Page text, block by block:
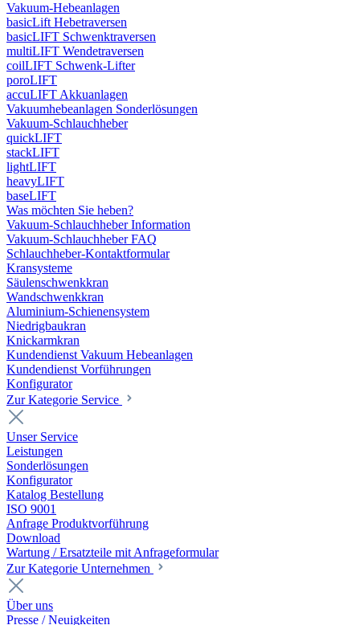
Vakuum-Hebeanlagen
basicLift Hebetraversen
basicLIFT Schwenktraversen
multiLIFT Wendetraversen
coilLIFT Schwenk-Lifter
poroLIFT
accuLIFT Akkuanlagen
Vakuumhebeanlagen Sonderlösungen
Vakuum-Schlauchheber
quickLIFT
stackLIFT
lightLIFT
heavyLIFT
baseLIFT
Was möchten Sie heben?
Vakuum-Schlauchheber Information
Vakuum-Schlauchheber FAQ
Schlauchheber-Kontaktformular
Kransysteme
Säulenschwenkkran
Wandschwenkkran
Aluminium-Schienensystem
Niedrigbaukran
Knickarmkran
Kundendienst Vakuum Hebeanlagen
Kundendienst Vorführungen
Konfigurator
Zur Kategorie Service
Unser Service
Leistungen
Sonderlösungen
Konfigurator
Katalog Bestellung
ISO 9001
Anfrage Produktvorführung
Download
Wartung / Ersatzteile mit Anfrageformular
Zur Kategorie Unternehmen
Über uns
Presse / Neuigkeiten